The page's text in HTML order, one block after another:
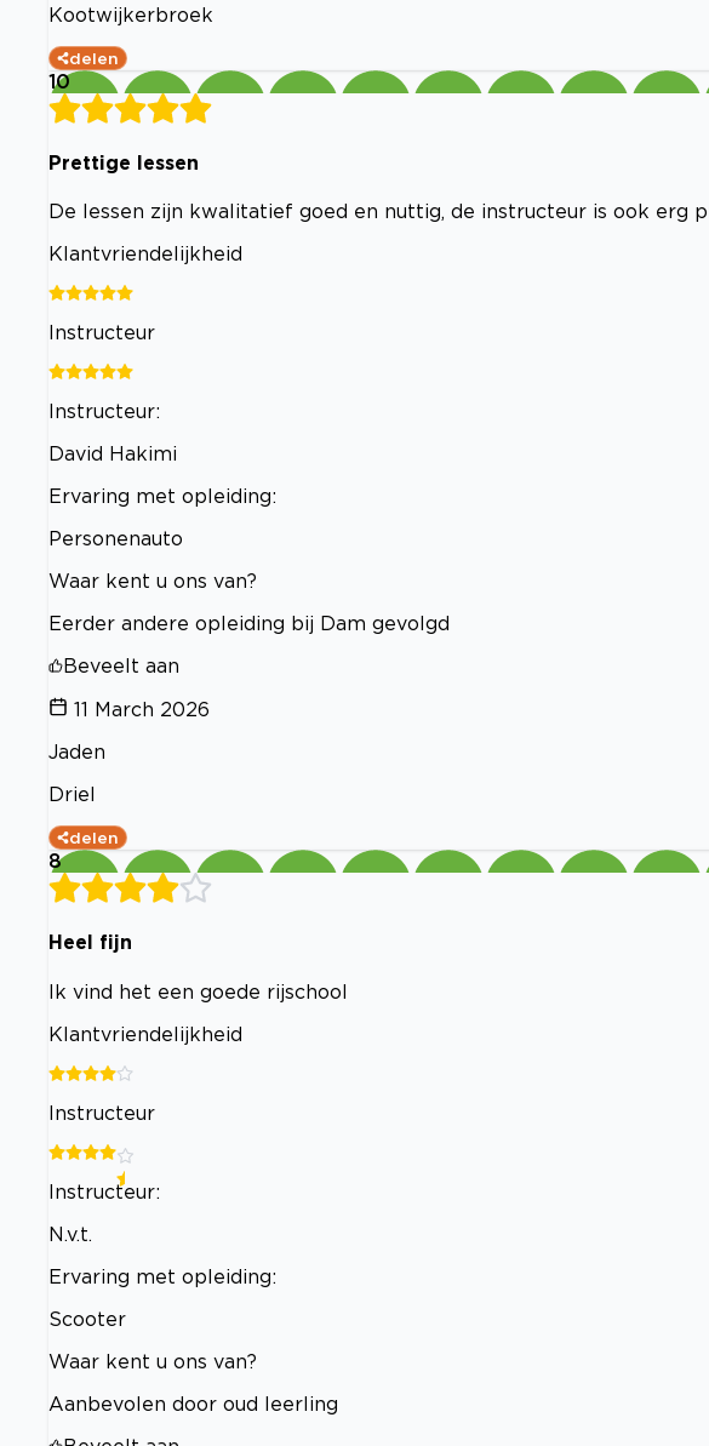
Kootwijkerbroek
delen
10
Prettige lessen
De lessen zijn kwalitatief goed en nuttig, de instructeur is ook erg
Klantvriendelijkheid
Instructeur
Instructeur:
David Hakimi
Ervaring met opleiding:
Personenauto
Waar kent u ons van?
Eerder andere opleiding bij Dam gevolgd
Beveelt aan
11 March 2026
Jaden
Driel
delen
8
Heel fijn
Ik vind het een goede rijschool
Klantvriendelijkheid
Instructeur
Instructeur:
N.v.t.
Ervaring met opleiding:
Scooter
Waar kent u ons van?
Aanbevolen door oud leerling